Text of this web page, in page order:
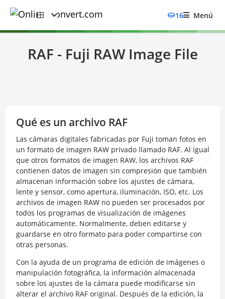
16 Menú
RAF - Fuji RAW Image File
Qué es un archivo RAF
Las cámaras digitales fabricadas por Fuji toman fotos en
un formato de imagen RAW privado llamado RAF. Al igual
que otros formatos de imagen RAW, los archivos RAF
contienen datos de imagen sin compresión que también
almacenan información sobre los ajustes de cámara,
lente y sensor, como apertura, iluminación, ISO, etc. Los
archivos de imagen RAW no pueden ser procesados por
todos los programas de visualización de imágenes
automáticamente. Normalmente, deben editarse y
guardarse en otro formato para poder compartirse con
otras personas.
Con la ayuda de un programa de edición de imágenes o
manipulación fotográfica, la información almacenada
sobre los ajustes de la cámara puede modificarse sin
alterar el archivo RAF original. Después de la edición, la